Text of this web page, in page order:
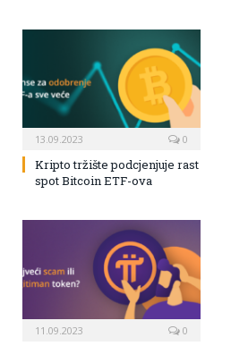
13.09.2023 0
Kripto tržište podcjenjuje rast
spot Bitcoin ETF-ova
11.09.2023 0